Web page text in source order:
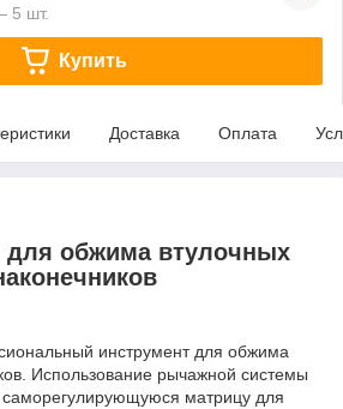
5 шт.
Купить
Доставка Оплата
для обжима втулочных
инструмент для обжима
Использование рычажной системы
саморегулирующуюся матрицу для